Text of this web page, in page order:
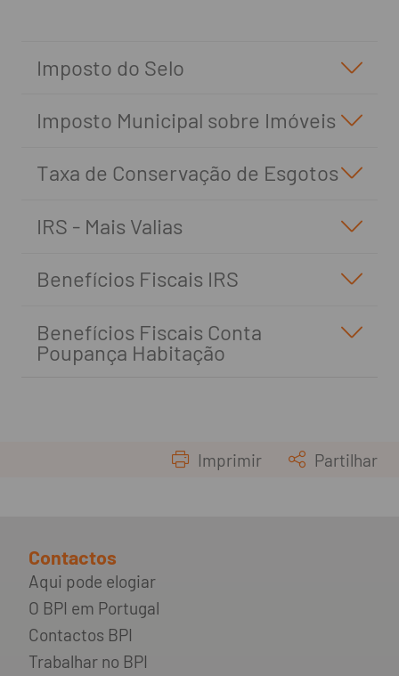
Imposto do Selo
Imposto Municipal sobre Imóveis
Taxa de Conservação de Esgotos
IRS - Mais Valias
Benefícios Fiscais IRS
Benefícios Fiscais Conta
Poupança Habitação
Imprimir Partilhar
Contactos
Aqui pode elogiar
O BPI em Portugal
Contactos BPI
Trabalhar no BPI